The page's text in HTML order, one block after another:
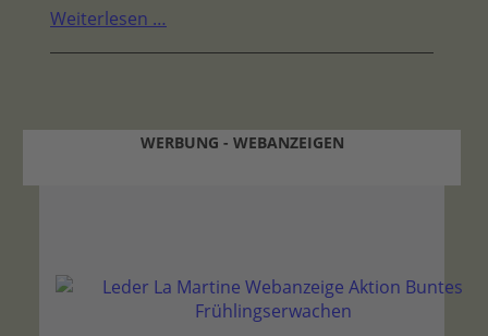
Weiterlesen …
WERBUNG - WEBANZEIGEN